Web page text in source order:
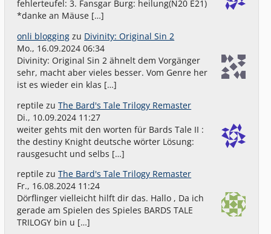
fehlerteufel: 3. Fansgar Burg: heilung(N20 E21)
*danke an Mäuse […]
onli blogging zu Divinity: Original Sin 2
Mo., 16.09.2024 06:34
Divinity: Original Sin 2 ähnelt dem Vorgänger
sehr, macht aber vieles besser. Vom Genre her
ist es wieder ein klas […]
reptile zuThe Bard's Tale Trilogy Remaster
Di., 10.09.2024 11:27
weiter gehts mit den worten für Bards Tale II :
the destiny Knight deutsche wörter Lösung:
rausgesucht und selbs […]
reptile zuThe Bard's Tale Trilogy Remaster
Fr., 16.08.2024 11:24
Dörflinger vielleicht hilft dir das. Hallo , Da ich
gerade am Spielen des Spieles BARDS TALE
TRILOGY bin u […]